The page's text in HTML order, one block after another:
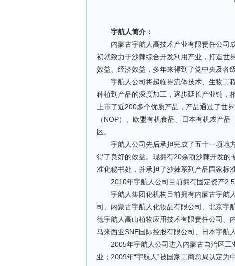
宇航人简介：
内蒙古宇航人高技术产业有限责任公司
初就致力于沙棘综合开发利用产业，打造世
效益、经济效益，多年来得到了党中央及各
宇航人公司将超临界流体技术、生物工
种植到产品的深度加工，逐步延长产业链，
上市了近200多个优质产品，产品通过了世
（NOP）、欧盟有机食品、日本有机农产
区。
宇航人公司先后承担完成了五十一项地
得了良好的效益。现拥有20余项沙棘开发
准化秘书处，并承担了沙棘系列产品国家标
2010年宇航人公司目前拥有固定资产2.5
宇航人集团化机构目前拥有内蒙古宇航
司、内蒙古宇航人化妆品有限公司、北京宇
德宇航人高山植物应用技术有限责任公司、
马来西亚SNE国际控股有限公司、日本宇航
2005年宇航人公司进入内蒙古自治区工
业；2009年“宇航人”被国家工商总局认定